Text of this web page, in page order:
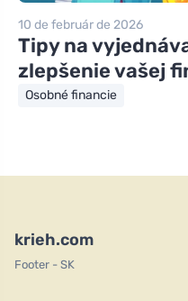
10 de február de 2026
Tipy na
zlepšenie vašej
Osobné financie
krieh.com
Footer - SK